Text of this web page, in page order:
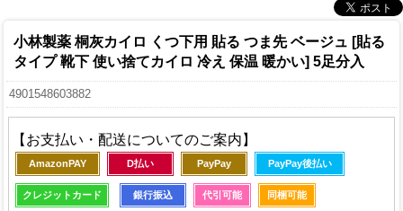
小林製薬 桐灰カイロ くつ下用 貼る つま先 ベージュ [貼る
タイプ 靴下 使い捨てカイロ 冷え 保温 暖かい] 5足分入
4901548603882
【お支払い・配送についてのご案内】
AmazonPAY D払い PayPay PayPay後払い
クレジットカード 銀行振込 代引可能 同梱可能